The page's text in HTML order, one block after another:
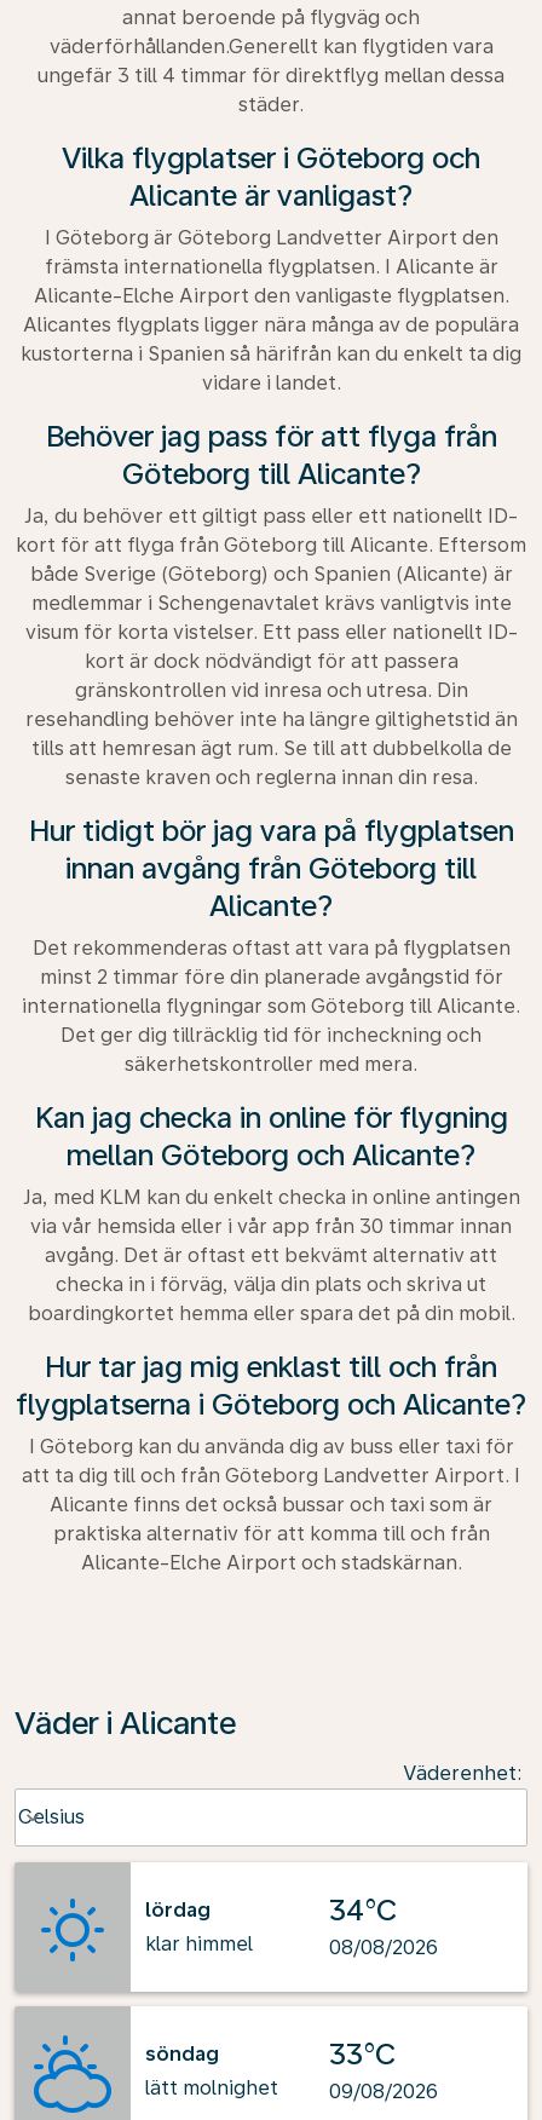
annat beroende på flygväg och
väderförhållanden.Generellt kan flygtiden vara
ungefär 3 till 4 timmar för direktflyg mellan dessa
städer.
Vilka flygplatser i Göteborg och
Alicante är vanligast?
I Göteborg är Göteborg Landvetter Airport den
främsta internationella flygplatsen. I Alicante är
Alicante-Elche Airport den vanligaste flygplatsen.
Alicantes flygplats ligger nära många av de populära
kustorterna i Spanien så härifrån kan du enkelt ta dig
vidare i landet.
Behöver jag pass för att flyga från
Göteborg till Alicante?
Ja, du behöver ett giltigt pass eller ett nationellt ID-
kort för att flyga från Göteborg till Alicante. Eftersom
både Sverige (Göteborg) och Spanien (Alicante) är
medlemmar i Schengenavtalet krävs vanligtvis inte
visum för korta vistelser. Ett pass eller nationellt ID-
kort är dock nödvändigt för att passera
gränskontrollen vid inresa och utresa. Din
resehandling behöver inte ha längre giltighetstid än
tills att hemresan ägt rum. Se till att dubbelkolla de
senaste kraven och reglerna innan din resa.
Hur tidigt bör jag vara på flygplatsen
innan avgång från Göteborg till
Alicante?
Det rekommenderas oftast att vara på flygplatsen
minst 2 timmar före din planerade avgångstid för
internationella flygningar som Göteborg till Alicante.
Det ger dig tillräcklig tid för incheckning och
säkerhetskontroller med mera.
Kan jag checka in online för flygning
mellan Göteborg och Alicante?
Ja, med KLM kan du enkelt checka in online antingen
via vår hemsida eller i vår app från 30 timmar innan
avgång. Det är oftast ett bekvämt alternativ att
checka in i förväg, välja din plats och skriva ut
boardingkortet hemma eller spara det på din mobil.
Hur tar jag mig enklast till och från
flygplatserna i Göteborg och Alicante?
I Göteborg kan du använda dig av buss eller taxi för
att ta dig till och från Göteborg Landvetter Airport. I
Alicante finns det också bussar och taxi som är
praktiska alternativ för att komma till och från
Alicante-Elche Airport och stadskärnan.
Väder i Alicante
Väderenhet:
Celsius
keyboard_arrow_down
lördag
klar himmel
34°C
08/08/2026
söndag
lätt molnighet
33°C
09/08/2026